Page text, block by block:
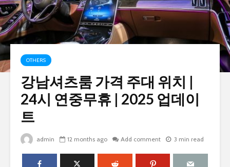
OTHERS
강남셔츠룸 가격 주대 위치 |
24시 연중무휴 | 2025 업데이
트
admin 12 months ago Add comment 3 min read